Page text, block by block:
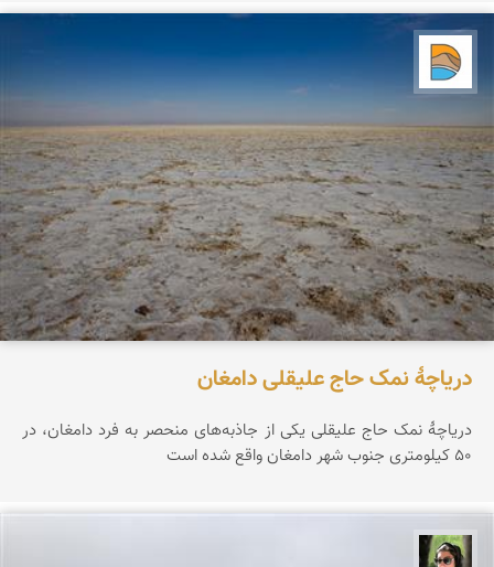
دریاچۀ نمک حاج علیقلی دامغان
دریاچۀ نمک حاج علیقلی یکی از جاذبه‌های منحصر‌ به فرد دامغان، در
۵۰ کیلومتری جنوب شهر دامغان واقع شده است